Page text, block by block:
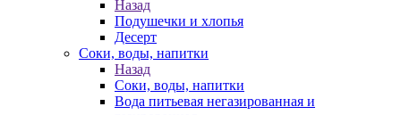
Назад
Подушечки и хлопья
Десерт
Соки, воды, напитки
Назад
Соки, воды, напитки
Вода питьевая негазированная и